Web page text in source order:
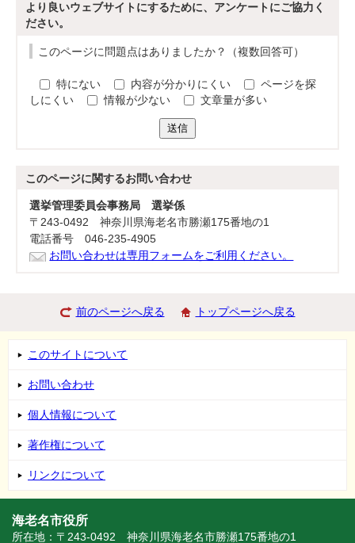
より良いウェブサイトにするために、アンケートにご協力く
ださい。
このページに問題点はありましたか？（複数回答可）
特にない 内容が分かりにくい
ページを探
しにくい
情報が少ない 文章量が多い
送信
このページに関するお問い合わせ
選挙管理委員会事務局 選挙係
〒243-0492 神奈川県海老名市勝瀬175番地の1
電話番号 046-235-4905
お問い合わせは専用フォームをご利用ください。
前のページへ戻る トップページへ戻る
このサイトについて
お問い合わせ
個人情報について
著作権について
リンクについて
海老名市役所
所在地：〒243-0492 神奈川県海老名市勝瀬175番地の1